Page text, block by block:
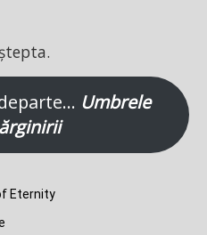
Umbrele
Eternity